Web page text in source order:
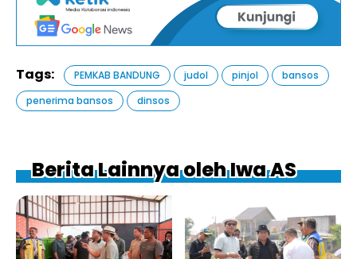
Tags: PEMKAB BANDUNG judol pinjol
bansos
penerima bansos
dinsos
Berita Lainnya oleh Iwa AS